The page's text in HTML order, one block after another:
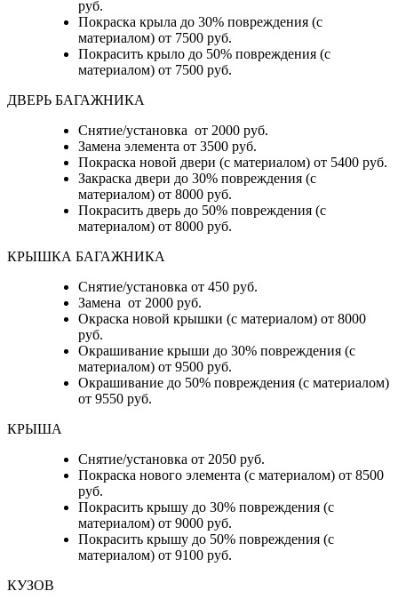
руб.
Покраска крыла до 30% повреждения (с
материалом) от 7500 руб.
Покрасить крыло до 50% повреждения (с
материалом) от 7500 руб.
ДВЕРЬ БАГАЖНИКА
Снятие/установка от 2000 руб.
Замена элемента от 3500 руб.
Покраска новой двери (с материалом) от 5400 руб.
Закраска двери до 30% повреждения (с
материалом) от 8000 руб.
Покрасить дверь до 50% повреждения (с
материалом) от 8000 руб.
КРЫШКА БАГАЖНИКА
Снятие/установка от 450 руб.
Замена от 2000 руб.
Окраска новой крышки (с материалом) от 8000
руб.
Окрашивание крыши до 30% повреждения (с
материалом) от 9500 руб.
Окрашивание до 50% повреждения (с материалом)
от 9550 руб.
КРЫША
Снятие/установка от 2050 руб.
Покраска нового элемента (с материалом) от 8500
руб.
Покрасить крышу до 30% повреждения (с
материалом) от 9000 руб.
Покрасить крышу до 50% повреждения (с
материалом) от 9100 руб.
КУЗОВ